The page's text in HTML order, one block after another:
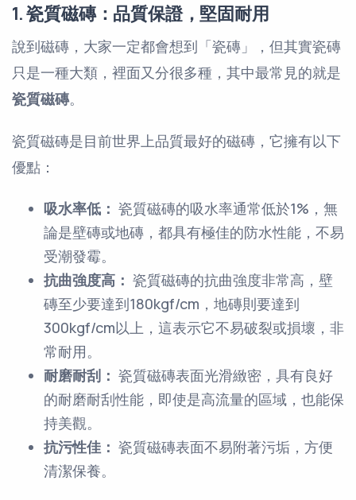
1. 瓷質磁磚：品質保證，堅固耐用
說到磁磚，大家一定都會想到「瓷磚」，但其實瓷磚
只是一種大類，裡面又分很多種，其中最常見的就是
瓷質磁磚。
瓷質磁磚是目前世界上品質最好的磁磚，它擁有以下
優點：
吸水率低： 瓷質磁磚的吸水率通常低於1%，無
論是壁磚或地磚，都具有極佳的防水性能，不易
受潮發霉。
抗曲強度高： 瓷質磁磚的抗曲強度非常高，壁
磚至少要達到180kgf/cm，地磚則要達到
300kgf/cm以上，這表示它不易破裂或損壞，非
常耐用。
耐磨耐刮： 瓷質磁磚表面光滑緻密，具有良好
的耐磨耐刮性能，即使是高流量的區域，也能保
持美觀。
抗污性佳： 瓷質磁磚表面不易附著污垢，方便
清潔保養。